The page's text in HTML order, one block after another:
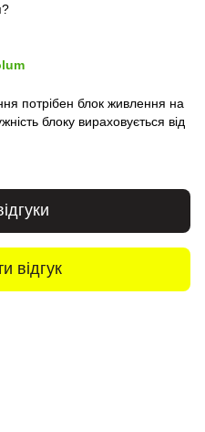
потрібен блок живлення на
блоку вираховується від
відгук